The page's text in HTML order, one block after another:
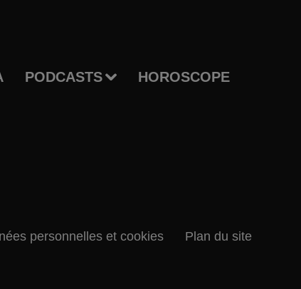
PODCASTS HOROSCOPE
personnelles et cookies Plan du site